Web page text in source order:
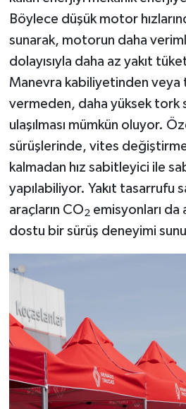
Böylece düşük motor
sunarak, motorun daha verimli
dolayısıyla daha az yakıt
Manevra kabiliyetinden veya
vermeden, daha yüksek tork
ulaşılması mümkün oluyor.
sürüşlerinde, vites
kalmadan hız sabitleyici ile
yapılabiliyor. Yakıt tasarrufu
araçların CO2 emisyonları da
dostu bir sürüş deneyimi